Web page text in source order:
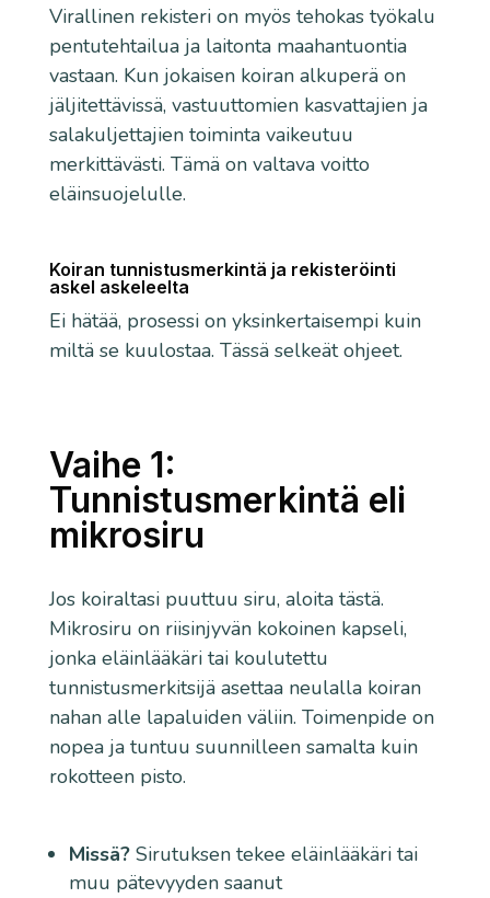
Virallinen rekisteri on myös tehokas työkalu
pentutehtailua ja laitonta maahantuontia
vastaan. Kun jokaisen koiran alkuperä on
jäljitettävissä, vastuuttomien kasvattajien ja
salakuljettajien toiminta vaikeutuu
merkittävästi. Tämä on valtava voitto
eläinsuojelulle.
Koiran tunnistusmerkintä ja rekisteröinti
askel askeleelta
Ei hätää, prosessi on yksinkertaisempi kuin
miltä se kuulostaa. Tässä selkeät ohjeet.
Vaihe 1:
Tunnistusmerkintä eli
mikrosiru
Jos koiraltasi puuttuu siru, aloita tästä.
Mikrosiru on riisinjyvän kokoinen kapseli,
jonka eläinlääkäri tai koulutettu
tunnistusmerkitsijä asettaa neulalla koiran
nahan alle lapaluiden väliin. Toimenpide on
nopea ja tuntuu suunnilleen samalta kuin
rokotteen pisto.
Missä?Sirutuksen tekee eläinlääkäri tai
muu pätevyyden saanut